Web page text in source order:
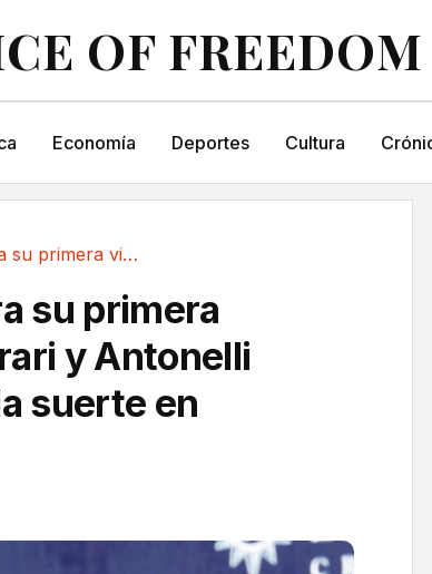
OF FREEDOM
Economía Deportes Cultura
Hamilton celebra su primera victoria con...
su primera
y Antonelli
suerte en